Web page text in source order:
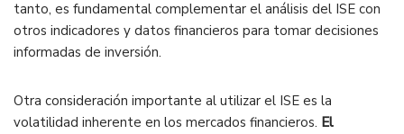
tanto, es fundamental complementar el análisis del ISE con
otros indicadores y datos financieros para tomar decisiones
informadas de inversión.
Otra consideración importante al utilizar el ISE es la
volatilidad inherente en los mercados financieros. El